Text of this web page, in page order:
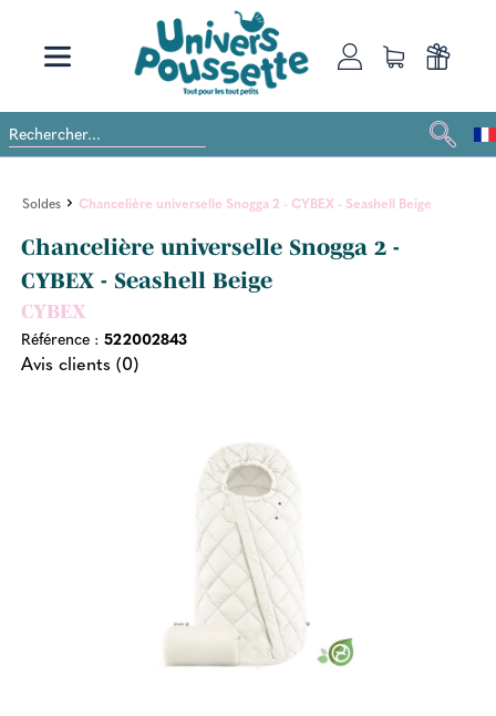
Soldes Chancelière universelle Snogga 2 - CYBEX - Seashell Beige
Chancelière universelle Snogga 2 -
CYBEX - Seashell Beige
CYBEX
Référence : 522002843
Avis clients (0)